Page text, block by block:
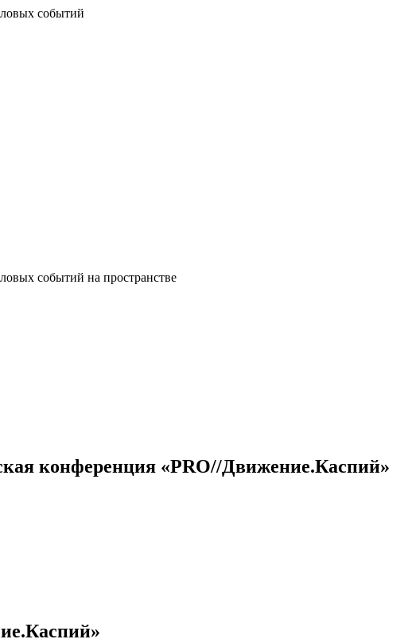
событий
событий на пространстве
конференция «PRO//Движение.Каспий»